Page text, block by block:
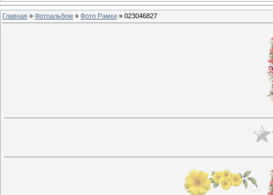
Главная » Фотоальбом » Фото Рамки » 023046827